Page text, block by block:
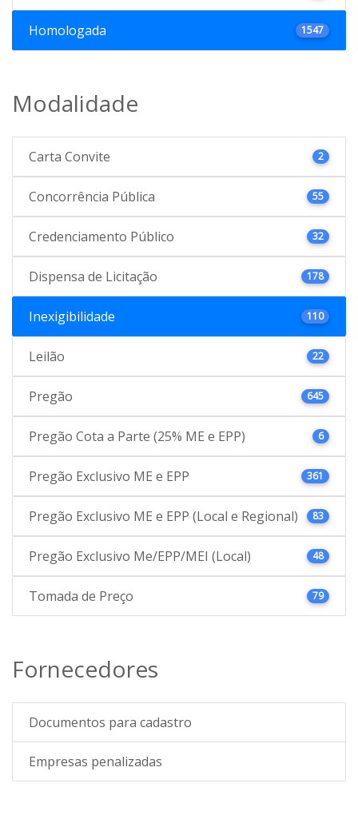
Homologada 1547
Modalidade
Carta Convite 2
Concorrência Pública 55
Credenciamento Público 32
Dispensa de Licitação 178
Inexigibilidade 110
Leilão 22
Pregão 645
Pregão Cota a Parte (25% ME e EPP) 6
Pregão Exclusivo ME e EPP 361
Pregão Exclusivo ME e EPP (Local e Regional) 83
Pregão Exclusivo Me/EPP/MEI (Local) 48
Tomada de Preço 79
Fornecedores
Documentos para cadastro
Empresas penalizadas